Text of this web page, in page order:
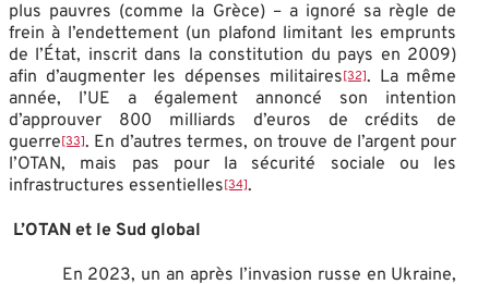
plus pauvres (comme la Grèce) – a ignoré sa règle de
frein à l’endettement (un plafond limitant les emprunts
de l’État, inscrit dans la constitution du pays en 2009)
afin d’augmenter les dépenses militaires [32]. La même
année, l’UE a également annoncé son intention
d’approuver 800 milliards d’euros de crédits de
guerre [33]. En d’autres termes, on trouve de l’argent pour
l’OTAN, mais pas pour la sécurité sociale ou les
infrastructures essentielles [34].
L’OTAN et le Sud global
En 2023, un an après l’invasion russe en Ukraine,